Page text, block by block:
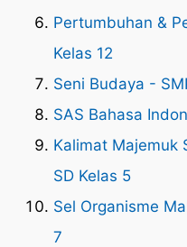
Pertumbuhan &
Kelas 12
Seni Budaya -
SAS Bahasa
Kalimat Majemuk
SD Kelas 5
Sel Organisme
7